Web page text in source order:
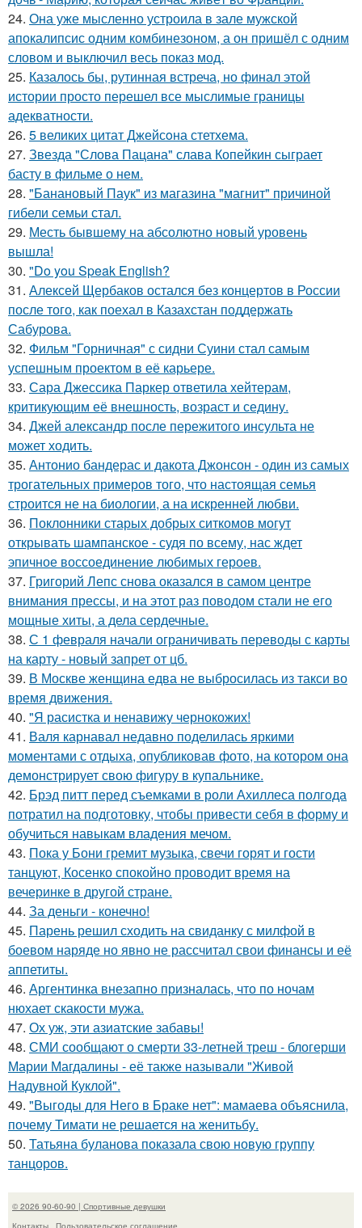
24. Она уже мысленно устроила в зале мужской
апокалипсис одним комбинезоном, а он пришёл с одним
словом и выключил весь показ мод.
25. Казалось бы, рутинная встреча, но финал этой
истории просто перешел все мыслимые границы
адекватности.
26. 5 великих цитат Джейсoна стетхема.
27. Звезда "Слова Пацана" слава Копейкин сыграет
басту в фильме о нем.
28. "Банановый Паук" из магазина "магнит" причиной
гибели семьи стал.
29. Месть бывшему на абсолютно новый уровень
вышла!
30. "Do you Speak English?
31. Алексей Щербаков остался без концертов в России
после того, как поехал в Казахстан поддержать
Сабурова.
32. Фильм "Горничная" с сидни Суини стал самым
успешным проектом в её карьере.
33. Сара Джессика Паркер ответила хейтерам,
критикующим её внешность, возраст и седину.
34. Джей александр после пережитого инсульта не
может ходить.
35. Антонио бандерас и дакота Джонсон - один из самых
трогательных примеров того, что настоящая семья
строится не на биологии, а на искренней любви.
36. Поклонники старых добрых ситкомов могут
открывать шампанское - судя по всему, нас ждет
эпичное воссоединение любимых героев.
37. Григорий Лепс снова оказался в самом центре
внимания прессы, и на этот раз поводом стали не его
мощные хиты, а дела сердечные.
38. С 1 февраля начали ограничивать переводы с карты
на карту - новый запрет от цб.
39. В Москве женщина едва не выбросилась из такси во
время движения.
40. "Я расистка и ненавижу чернокожих!
41. Валя карнавал недавно поделилась яркими
моментами с отдыха, опубликовав фото, на котором она
демонстрирует свою фигуру в купальнике.
42. Брэд питт перед съемками в роли Ахиллеса полгода
потратил на подготовку, чтобы привести себя в форму и
обучиться навыкам владения мечом.
43. Пока у Бони гремит музыка, свечи горят и гости
танцуют, Косенко спокойно проводит время на
вечеринке в другой стране.
44. За деньги - конечно!
45. Парень решил сходить на свиданку с милфой в
боевом наряде но явно не рассчитал свои финансы и её
аппетиты.
46. Аргентинка внезапно призналась, что по ночам
нюхает скакости мужа.
47. Ох уж, эти азиатские забавы!
48. СМИ сообщают о смерти 33-летней треш - блогерши
Марии Магдалины - её также называли "Живой
Надувной Куклой".
49. "Выгоды для Него в Браке нет": мамаева объяснила,
почему Тимати не решается на женитьбу.
50. Татьяна буланова показала свою новую группу
танцоров.
© 2026 90-60-90 | Спортивные девушки
Контакты
Пользовательское соглашение